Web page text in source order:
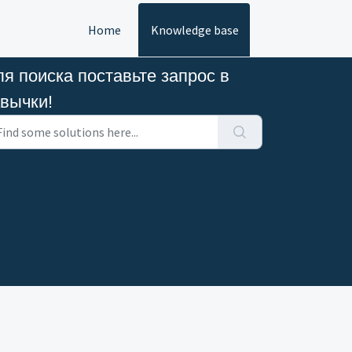
Home Knowledge base
поиска поставьте запрос в